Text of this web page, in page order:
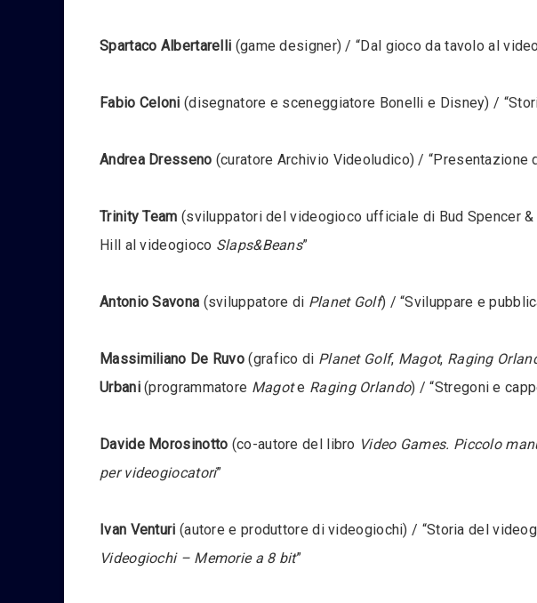
Spartaco Albertarelli (game designer) / “Dal gioco da tavolo al
Fabio Celoni (disegnatore e sceneggiatore Bonelli e Disney) /
Andrea Dresseno (curatore Archivio Videoludico) / “Presentazione
Trinity Team (sviluppatori del videogioco ufficiale di Bud Spencer &
Hill al videogioco Slaps&Beans”
Antonio Savona (sviluppatore di Planet Golf) / “Sviluppare e
Massimiliano De Ruvo (grafico di Planet Golf, Magot, Raging
Urbani(programmatore Magote Raging Orlando) / “Stregoni e
Davide Morosinotto (co-autore del libro Video Games. Piccolo
per videogiocatori”
Ivan Venturi (autore e produttore di videogiochi) / “Storia del
Videogiochi – Memorie a 8 bit”